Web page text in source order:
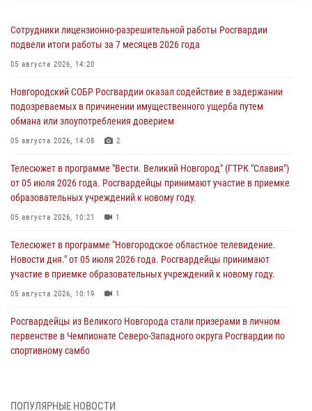
Сотрудники лицензионно-разрешительной работы Росгвардии
подвели итоги работы за 7 месяцев 2026 года
05 августа 2026, 14:20
Новгородский СОБР Росгвардии оказал содействие в задержании
подозреваемых в причинении имущественного ущерба путем
обмана или злоупотребления доверием
05 августа 2026, 14:08 2
Телесюжет в программе "Вести. Великий Новгород" (ГТРК "Славия")
от 05 июля 2026 года. Росгвардейцы принимают участие в приемке
образовательных учреждений к новому году.
05 августа 2026, 10:21 1
Телесюжет в программе "Новгородское областное телевидение.
Новости дня." от 05 июля 2026 года. Росгвардейцы принимают
участие в приемке образовательных учреждений к новому году.
05 августа 2026, 10:19 1
Росгвардейцы из Великого Новгорода стали призерами в личном
первенстве в Чемпионате Северо-Западного округа Росгвардии по
спортивному самбо
ПОПУЛЯРНЫЕ НОВОСТИ